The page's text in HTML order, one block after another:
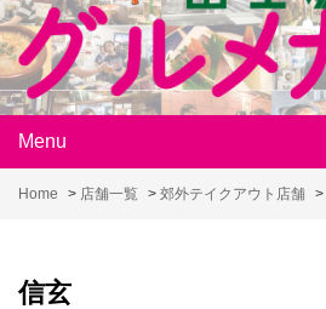
Menu
Home > 店舗一覧 > 郊外テイクアウト店舗 >
信玄